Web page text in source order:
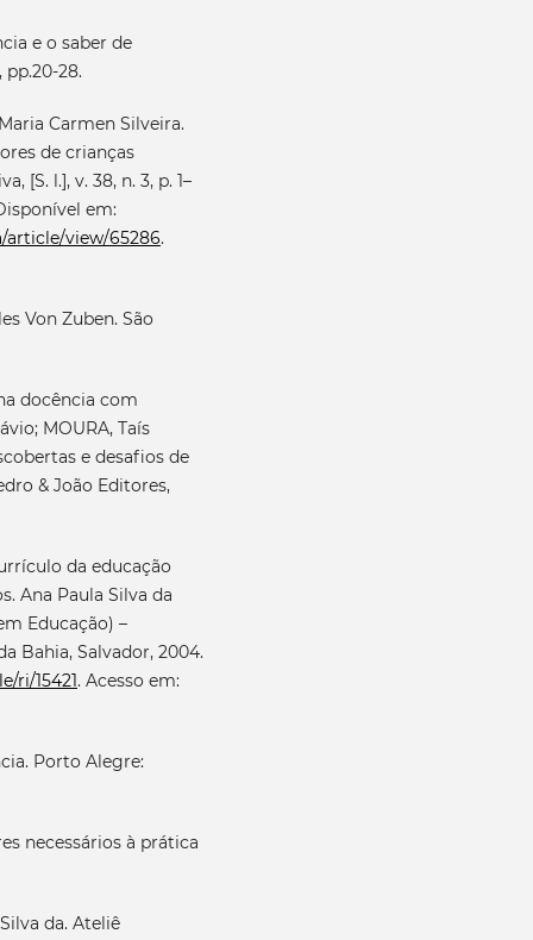
e o saber de
pp.20-28.
Carmen Silveira.
de crianças
[S. l.], v. 38, n. 3, p. 1–
em:
article/view/65286.
Von Zuben. São
docência com
MOURA, Taís
e desafios de
& João Editores,
da educação
Ana Paula Silva da
Educação) –
Bahia, Salvador, 2004.
ri/15421. Acesso em:
Porto Alegre:
necessários à prática
da. Ateliê